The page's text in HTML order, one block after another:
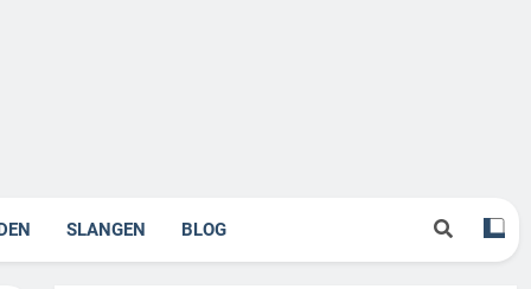
SLANGEN BLOG